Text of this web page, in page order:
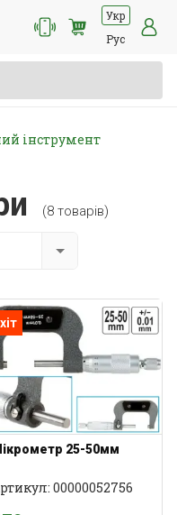
Укр
Рус
інструмент
(8 товарів)
хіт
25-50мм
00000052756